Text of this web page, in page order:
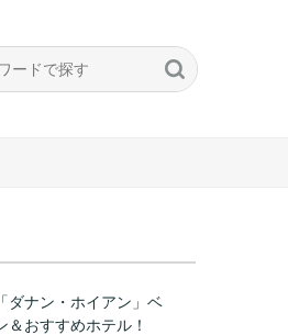
ダナン・ホイアン」ベ
＆おすすめホテル！